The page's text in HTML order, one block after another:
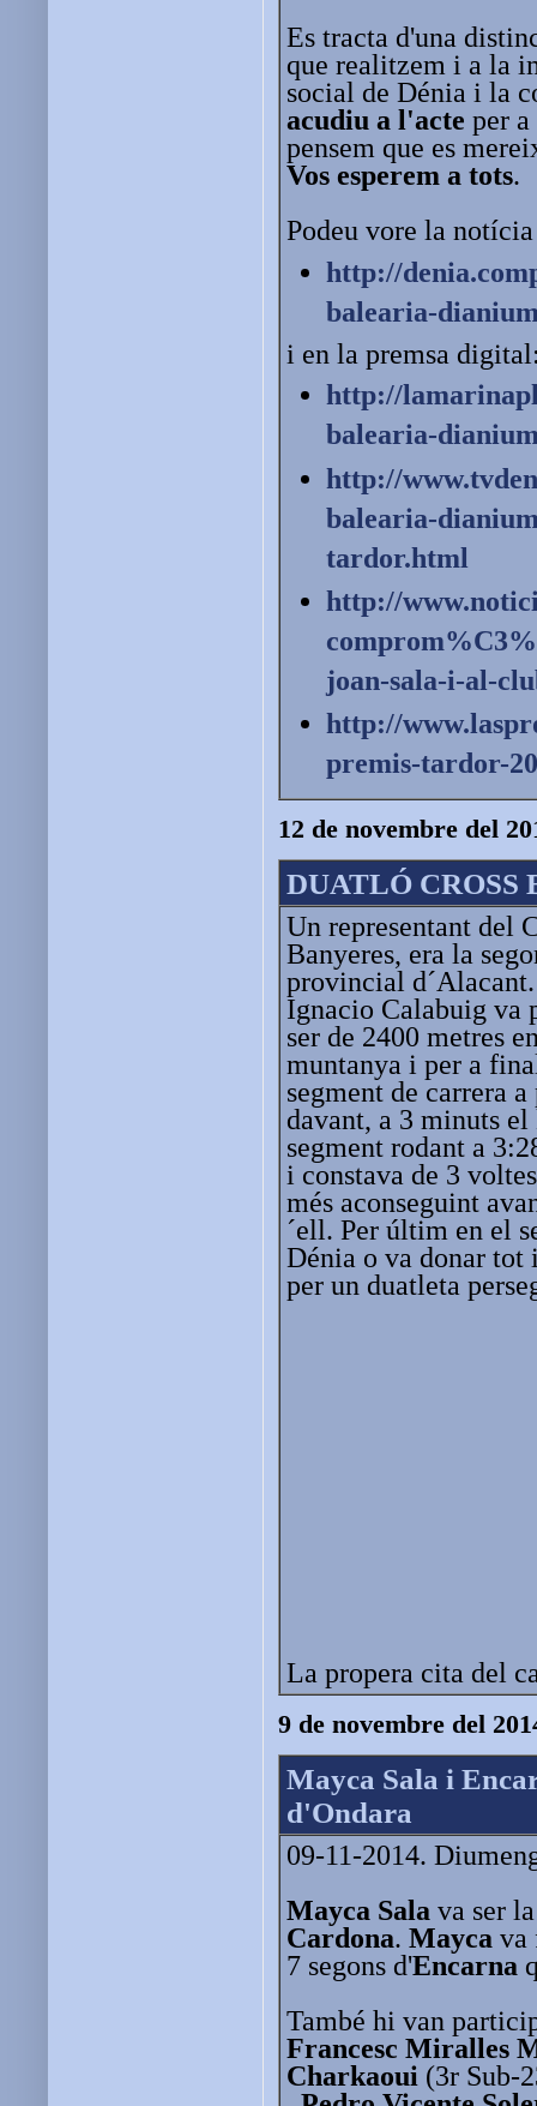
Es tracta d'una
que realitzem i a la
social de Dénia i la
acudiu a l'acte per
pensem que es
Vos esperem a tots.
Podeu vore la
http://
balearia-
i en la premsa
http://
balearia-
http://
balearia-
tardor.html
http://
joan-sala-i-al-
http://
premis-tardor-
12 de novembre del
DUATLÓ CROSS
Un representant del
Banyeres, era la
provincial d´Alacant.
Ignacio Calabuig va
ser de 2400 metres
muntanya i per a
segment de carrera
davant, a 3 minuts
segment rodant a
i constava de 3
més aconseguint
´ell. Per últim en el
Dénia o va donar tot
per un duatleta
La propera cita del
9 de novembre del
Mayca Sala i
d'Ondara
09-11-2014.
Mayca Sala va ser
Cardona. Mayca va
7 segons d'Encarna
També hi van
Francesc Miralles
Charkaoui (3r Sub-